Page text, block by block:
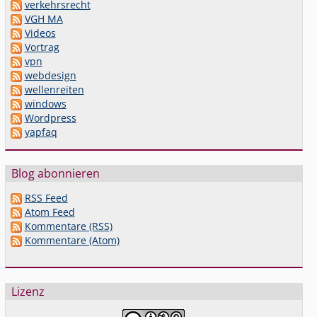
verkehrsrecht
VGH MA
Videos
Vortrag
vpn
webdesign
wellenreiten
windows
Wordpress
yapfaq
Blog abonnieren
RSS Feed
Atom Feed
Kommentare (RSS)
Kommentare (Atom)
Lizenz